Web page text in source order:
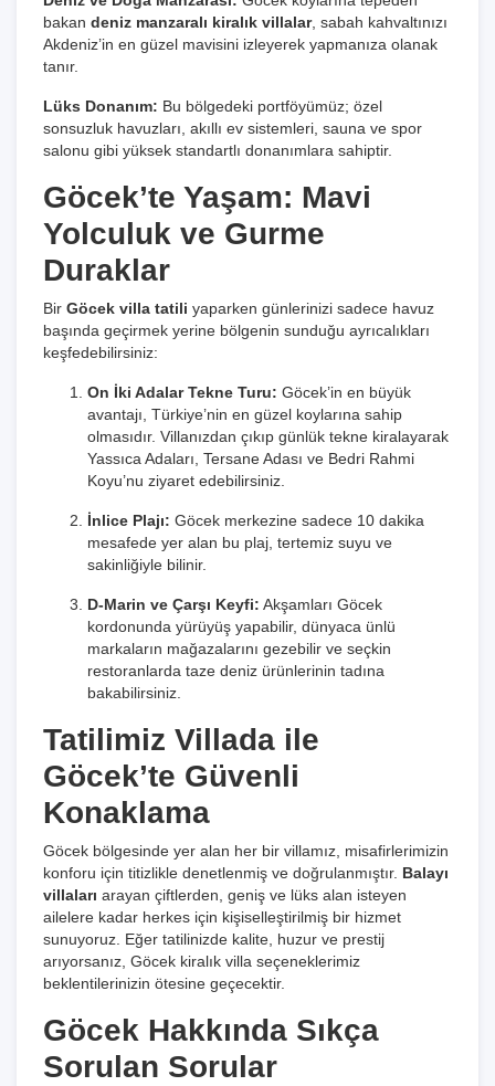
bakan deniz manzaralı kiralık villalar, sabah kahvaltınızı
Akdeniz’in en güzel mavisini izleyerek yapmanıza olanak
tanır.
Lüks Donanım: Bu bölgedeki portföyümüz; özel
sonsuzluk havuzları, akıllı ev sistemleri, sauna ve spor
salonu gibi yüksek standartlı donanımlara sahiptir.
Göcek’te Yaşam: Mavi
Yolculuk ve Gurme
Duraklar
Bir Göcek villa tatili yaparken günlerinizi sadece havuz
başında geçirmek yerine bölgenin sunduğu ayrıcalıkları
keşfedebilirsiniz:
On İki Adalar Tekne Turu: Göcek’in en büyük
avantajı, Türkiye’nin en güzel koylarına sahip
olmasıdır. Villanızdan çıkıp günlük tekne kiralayarak
Yassıca Adaları, Tersane Adası ve Bedri Rahmi
Koyu’nu ziyaret edebilirsiniz.
İnlice Plajı: Göcek merkezine sadece 10 dakika
mesafede yer alan bu plaj, tertemiz suyu ve
sakinliğiyle bilinir.
D-Marin ve Çarşı Keyfi: Akşamları Göcek
kordonunda yürüyüş yapabilir, dünyaca ünlü
markaların mağazalarını gezebilir ve seçkin
restoranlarda taze deniz ürünlerinin tadına
bakabilirsiniz.
Tatilimiz Villada ile
Göcek’te Güvenli
Konaklama
Göcek bölgesinde yer alan her bir villamız, misafirlerimizin
konforu için titizlikle denetlenmiş ve doğrulanmıştır. Balayı
villaları arayan çiftlerden, geniş ve lüks alan isteyen
ailelere kadar herkes için kişiselleştirilmiş bir hizmet
sunuyoruz. Eğer tatilinizde kalite, huzur ve prestij
arıyorsanız, Göcek kiralık villa seçeneklerimiz
beklentilerinizin ötesine geçecektir.
Göcek Hakkında Sıkça
Sorulan Sorular